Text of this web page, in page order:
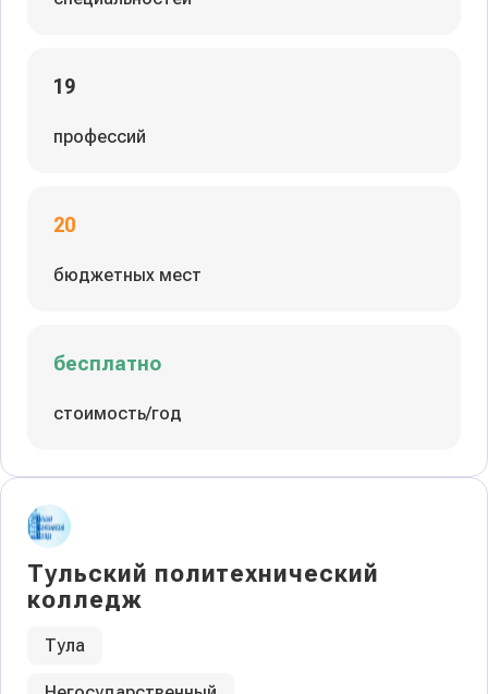
19
профессий
20
бюджетных мест
бесплатно
стоимость/год
Тульский политехнический
колледж
Тула